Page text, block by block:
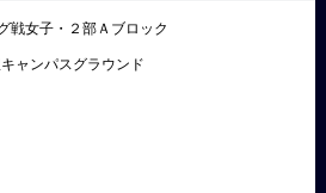
戦女子・２部Ａブロック
ャンパスグラウンド